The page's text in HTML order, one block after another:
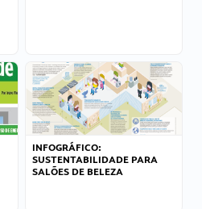
INFOGRÁFICO:
SUSTENTABILIDADE PARA
SALÕES DE BELEZA